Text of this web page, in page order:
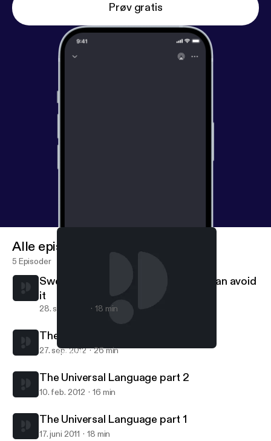
Prøv gratis
Swenglish Grammar - and how you can avoid it
Alle episoder
5 Episoder
Swenglish Grammar - and how you can avoid
it
28. sep. 2012 18 min
The Universal Language part 3
27. sep. 2012 26 min
The Universal Language part 2
10. feb. 2012 16 min
The Universal Language part 1
17. juni 2011 18 min